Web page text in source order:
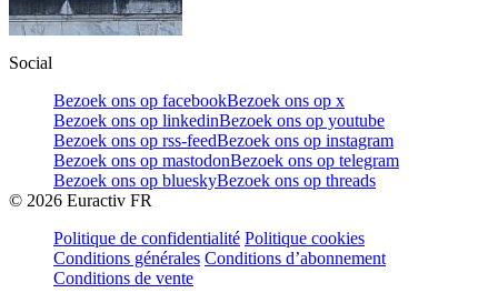
Social
Bezoek ons op facebookBezoek ons op x
Bezoek ons op linkedinBezoek ons op youtube
Bezoek ons op rss-feedBezoek ons op instagram
Bezoek ons op mastodonBezoek ons op telegram
Bezoek ons op blueskyBezoek ons op threads
© 2026 Euractiv FR
Politique de confidentialité Politique cookies
Conditions générales Conditions d’abonnement
Conditions de vente